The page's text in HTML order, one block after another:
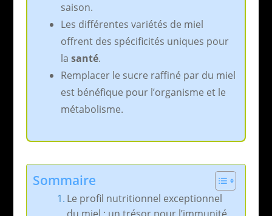
saison.
Les différentes variétés de miel
offrent des spécificités uniques pour
la santé.
Remplacer le sucre raffiné par du miel
est bénéfique pour l’organisme et le
métabolisme.
Sommaire
Le profil nutritionnel exceptionnel